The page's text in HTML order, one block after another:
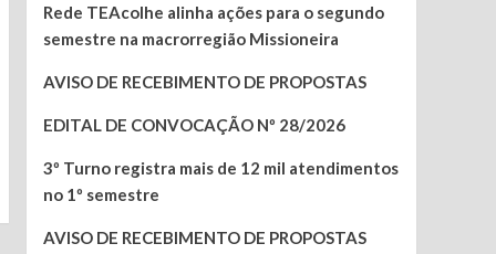
Rede TEAcolhe alinha ações para o segundo
semestre na macrorregião Missioneira
AVISO DE RECEBIMENTO DE PROPOSTAS
EDITAL DE CONVOCAÇÃO Nº 28/2026
3º Turno registra mais de 12 mil atendimentos
no 1º semestre
AVISO DE RECEBIMENTO DE PROPOSTAS